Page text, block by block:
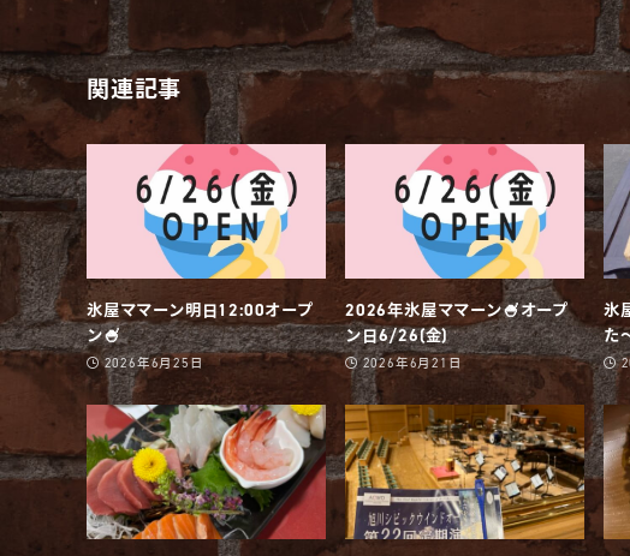
関連記事
氷屋ママーン明日12:00オープ
ン🍧
2026年6月25日
2026年氷屋ママーン🍧オープ
ン日6/26(金)
2026年6月21日
氷
た